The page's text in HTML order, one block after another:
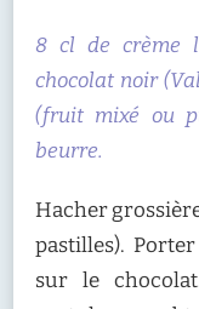
8 cl de crème
chocolat noir
(fruit mixé ou
beurre.
Hacher
pastilles).
sur le